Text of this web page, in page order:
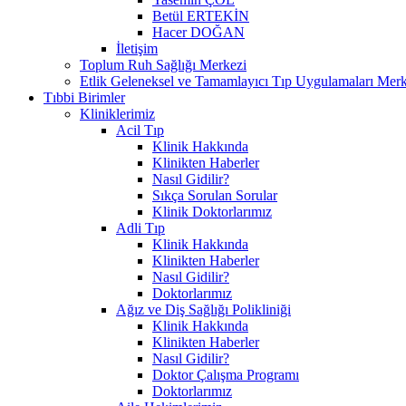
Betül ERTEKİN
Hacer DOĞAN
İletişim
Toplum Ruh Sağlığı Merkezi
Etlik Geleneksel ve Tamamlayıcı Tıp Uygulamaları
Tıbbi Birimler
Kliniklerimiz
Acil Tıp
Klinik Hakkında
Klinikten Haberler
Nasıl Gidilir?
Sıkça Sorulan Sorular
Klinik Doktorlarımız
Adli Tıp
Klinik Hakkında
Klinikten Haberler
Nasıl Gidilir?
Doktorlarımız
Ağız ve Diş Sağlığı Polikliniği
Klinik Hakkında
Klinikten Haberler
Nasıl Gidilir?
Doktor Çalışma Programı
Doktorlarımız